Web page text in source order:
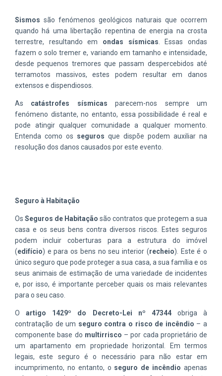
Sismos são fenómenos geológicos naturais que ocorrem
quando há uma libertação repentina de energia na crosta
terrestre, resultando em ondas sísmicas . Essas ondas
fazem o solo tremer e, variando em tamanho e intensidade,
desde pequenos tremores que passam despercebidos até
terramotos massivos, estes podem resultar em danos
extensos e dispendiosos.
As catástrofes sísmicas parecem-nos sempre um
fenómeno distante, no entanto, essa possibilidade é real e
pode atingir qualquer comunidade a qualquer momento.
Entenda como os seguros que dispõe podem auxiliar na
resolução dos danos causados por este evento.
Seguro à Habitação
Os Seguros de Habitação são contratos que protegem a sua
casa e os seus bens contra diversos riscos. Estes seguros
podem incluir coberturas para a estrutura do imóvel
(edifício) e para os bens no seu interior (recheio). Este é o
único seguro que pode proteger a sua casa, a sua família e os
seus animais de estimação de uma variedade de incidentes
e, por isso, é importante perceber quais os mais relevantes
para o seu caso.
Oartigo 1429º do Decreto-Lei nº 47344obriga à
contratação de um seguro contra o risco de incêndio – a
componente base do multirrisco – por cada proprietário de
um apartamento em propriedade horizontal. Em termos
legais, este seguro é o necessário para não estar em
incumprimento, no entanto, o seguro de incêndio apenas